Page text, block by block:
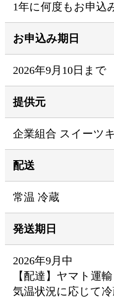
1年に何度もお申込
お申込み期日
2026年9月10日まで
提供元
企業組合 スイーツ
配送
常温 冷蔵
発送期日
2026年9月中
【配達】ヤマト運輸
気温状況に応じて